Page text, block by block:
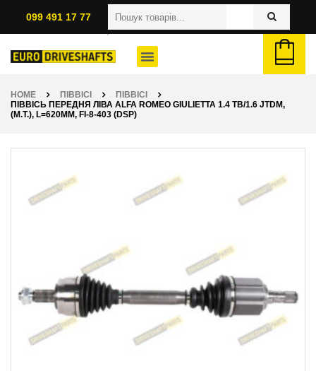
099 491 17 77
HOME ПІВВІСІ
ПІВВІСІ
ПІВВІСЬ ПЕРЕДНЯ ЛІВА ALFA ROMEO GIULIETTA 1.4 TB/1.6 JTDM,
(M.T.), L=620ММ, FI-8-403 (DSP)